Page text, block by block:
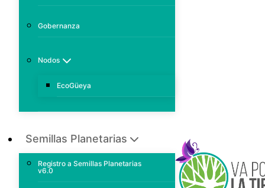
Gobernanza
Nodos
EcoGüeya
Semillas Planetarias
Registro a Semillas Planetarias
v6.0